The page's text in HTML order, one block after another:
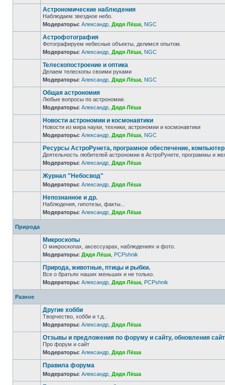
Астрономические наблюдения
Наблюдаем звездное небо.
Модераторы: Александр Дядя Лёша NGC
Астрофотография
Фотографируем небесные объекты, делимся опытом.
Модераторы: Александр Дядя Лёша NGC
Телескопостроение и оптика
Делаем телескопы своими руками
Модераторы: Александр Дядя Лёша NGC
Общая астрономия
Любые вопросы по астрономии.
Модераторы: Александр Дядя Лёша
Новости астрономии и космонавтики
Новости из мира науки, техники, астрономии и космонавтики
Модераторы: Александр Дядя Лёша NGC
Ресурсы АстроРунета, програмное обеспечение,
Деятельность любителей астрономии в АстроРунете, программы и
Модераторы: Александр Дядя Лёша
Журнал "Небосвод"
Модераторы: Александр Дядя Лёша
Непознанное и др.
Наблюдения, гипотезы, факты...
Модераторы: Александр Дядя Лёша
Природа
Микроскопы
О микроскопах, аксессуарах, наблюдениях и фото.
Модераторы: Дядя Лёша PCPshnik
Природа, животные, птицы и рыбки.
Все о братьях наших меньших и не только.
Модераторы: Александр Дядя Лёша PCPshnik
Разное
Другие хобби
Творчество, хобби и т.д..
Модераторы: Александр Дядя Лёша
Отзывы и предложения по форуму и сайту, обновления
Про форум и сайт
Модераторы: Александр Дядя Лёша
Правила форума
Модераторы: Александр Дядя Лёша